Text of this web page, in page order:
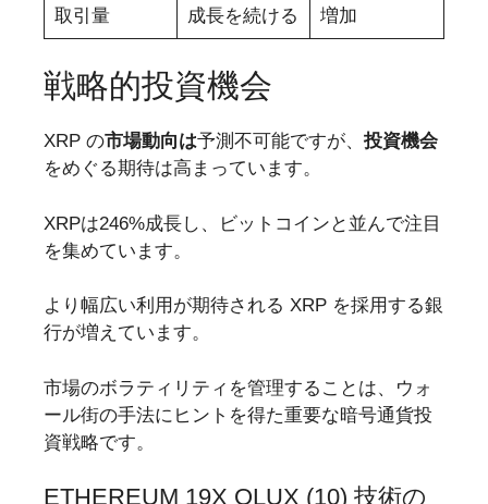
取引量 成長を続ける 増加
戦略的投資機会
XRP の市場動向は予測不可能ですが、 投資機会
をめぐる期待は高まっています。
XRPは246%成長し、ビットコインと並んで注目
を集めています。
より幅広い利用が期待される XRP を採用する銀
行が増えています。
市場のボラティリティを管理することは、ウォ
ール街の手法にヒントを得た重要な暗号通貨投
資戦略です。
ETHEREUM 19X OLUX (10) 技術の